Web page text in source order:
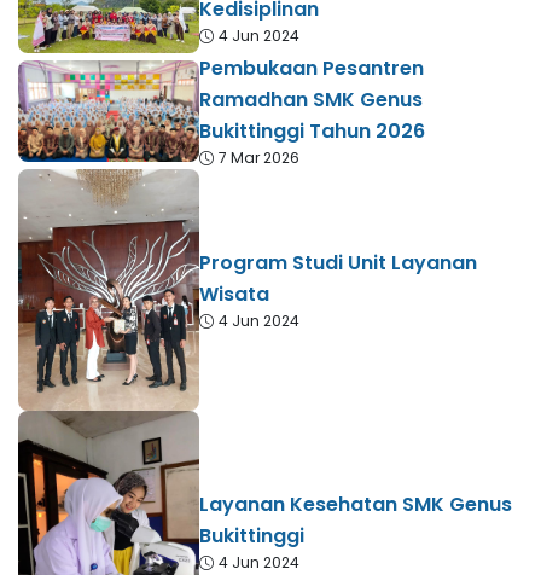
Kedisiplinan
4 Jun 2024
Pembukaan Pesantren
Ramadhan SMK Genus
Bukittinggi Tahun 2026
7 Mar 2026
Program Studi Unit Layanan
Wisata
4 Jun 2024
Layanan Kesehatan SMK Genus
Bukittinggi
4 Jun 2024